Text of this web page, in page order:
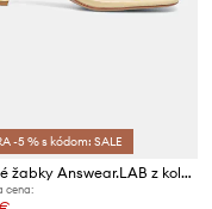
-5 % s kódom: SALE
Kožené žabky Answear.LAB z kolekcie Unscripted
cena: